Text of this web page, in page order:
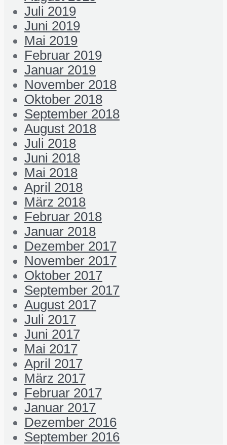
Juli 2019
Juni 2019
Mai 2019
Februar 2019
Januar 2019
November 2018
Oktober 2018
September 2018
August 2018
Juli 2018
Juni 2018
Mai 2018
April 2018
März 2018
Februar 2018
Januar 2018
Dezember 2017
November 2017
Oktober 2017
September 2017
August 2017
Juli 2017
Juni 2017
Mai 2017
April 2017
März 2017
Februar 2017
Januar 2017
Dezember 2016
September 2016